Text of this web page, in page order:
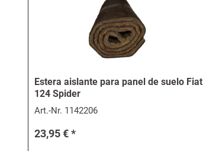
Estera aislante para panel de suelo Fiat
124 Spider
Art.-Nr. 1142206
23,95 € *